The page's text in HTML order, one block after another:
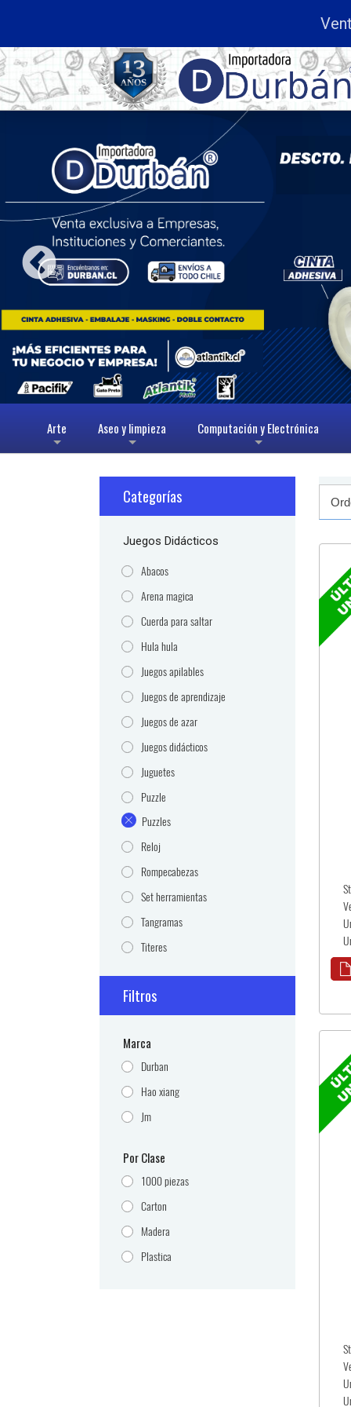
Empresas, Instituciones y Comerciantes
+
Arte
+
Aseo y limpieza
+
Computación y Electrónica
Categorías
Juegos Didácticos
Abacos
Arena magica
Cuerda para saltar
Hula hula
Juegos apilables
Juegos de aprendizaje
Juegos de azar
Juegos didácticos
Juguetes
Puzzle
Puzzles
Reloj
Rompecabezas
Set herramientas
Tangramas
Titeres
Filtros
Marca
Durban
Hao xiang
Jm
Por Clase
1000 piezas
Carton
Madera
Plastica